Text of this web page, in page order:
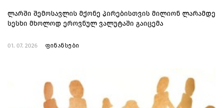
ლარში შემოსავლის მქონე პირებისთვის მილიონ ლარამდე
სესხი მხოლოდ ეროვნულ ვალუტაში გაიცემა
01. 07. 2026 ფინანსები